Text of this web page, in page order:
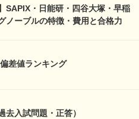
SAPIX・日能研・四谷大塚・早稲
ノーブルの特徴・費用と合格力
差値ランキング
去入試問題・正答）